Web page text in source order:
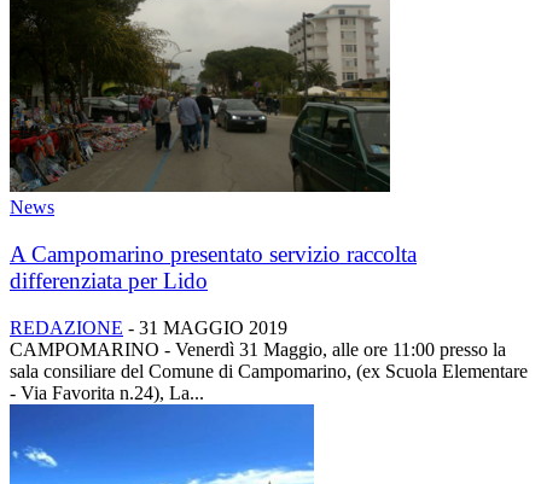
News
A Campomarino presentato servizio raccolta
differenziata per Lido
REDAZIONE - 31 MAGGIO 2019
CAMPOMARINO - Venerdì 31 Maggio, alle ore 11:00 presso la
sala consiliare del Comune di Campomarino, (ex Scuola Elementare
- Via Favorita n.24), La...